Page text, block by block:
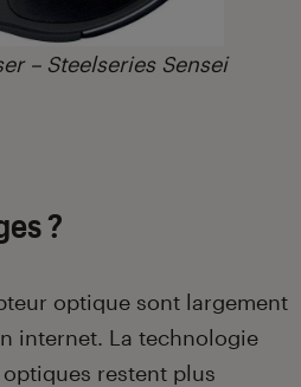
– Steelseries Sensei
?
optique sont largement
internet. La technologie
restent plus